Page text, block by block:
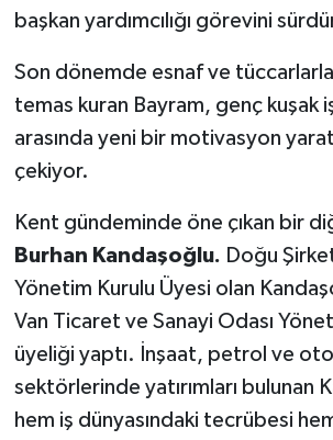
başkan yardımcılığı görevini
Son dönemde esnaf ve
temas kuran Bayram, genç kuşak
arasında yeni bir motivasyon
çekiyor.
Kent gündeminde öne çıkan bir
Burhan Kandaşoğlu. Doğu
Yönetim Kurulu Üyesi olan
Van Ticaret ve Sanayi Odası
üyeliği yaptı. İnşaat, petrol ve
sektörlerinde yatırımları bulunan
hem iş dünyasındaki tecrübesi